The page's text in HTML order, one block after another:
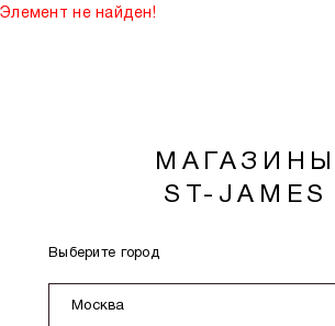
Элемент не найден!
МАГАЗИНЫ
ST-JAMES
Выберите город
Москва